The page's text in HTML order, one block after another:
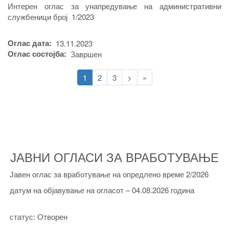
Интерен оглас за унапредување на административни
службеници број 1/2023
Оглас дата 13.11.2023
Оглас состојба Завршен
Current
page
1 Page
2 Page
3
Следна
страна
>
Last
page
»
ЈАВНИ ОГЛАСИ ЗА ВРАБОТУВАЊЕ
Јавен оглас за вработување на опредлено време 2/2026
датум на објавување на огласот – 04.08.2026 година
статус: Отворен